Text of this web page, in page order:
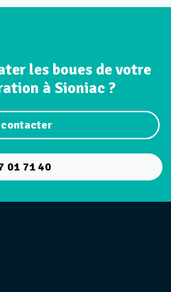
les boues de votre
à Sioniac ?
contacter
01 71 40